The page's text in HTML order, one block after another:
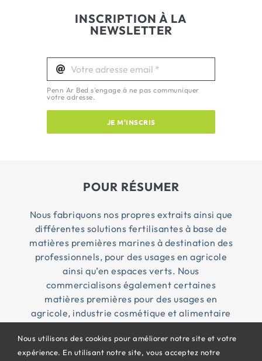
INSCRIPTION À LA
NEWSLETTER
Penn Ar Bed s'engage à ne pas communiquer
votre adresse.
JE M'INSCRIS
POUR RÉSUMER
Nous fabriquons nos propres extraits ainsi que
différentes solutions fertilisantes à base de
matières premières marines à destination des
professionnels, pour des usages en agricole
ainsi qu’en espaces verts. Nous
commercialisons également certaines
matières premières pour des usages en
agricole, industrie cosmétique et alimentaire
Nous utilisons des cookies pour améliorer notre site et votre
expérience. En utilisant notre site, vous acceptez notre